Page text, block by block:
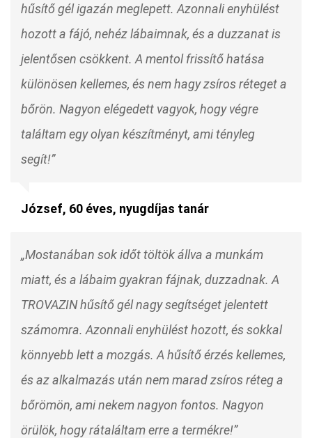
hűsítő gél igazán meglepett. Azonnali enyhülést
hozott a fájó, nehéz lábaimnak, és a duzzanat is
jelentősen csökkent. A mentol frissítő hatása
különösen kellemes, és nem hagy zsíros réteget a
bőrön. Nagyon elégedett vagyok, hogy végre
találtam egy olyan készítményt, ami tényleg
segít!”
József, 60 éves, nyugdíjas tanár
„Mostanában sok időt töltök állva a munkám
miatt, és a lábaim gyakran fájnak, duzzadnak. A
TROVAZIN hűsítő gél nagy segítséget jelentett
számomra. Azonnali enyhülést hozott, és sokkal
könnyebb lett a mozgás. A hűsítő érzés kellemes,
és az alkalmazás után nem marad zsíros réteg a
bőrömön, ami nekem nagyon fontos. Nagyon
örülök, hogy rátaláltam erre a termékre!”